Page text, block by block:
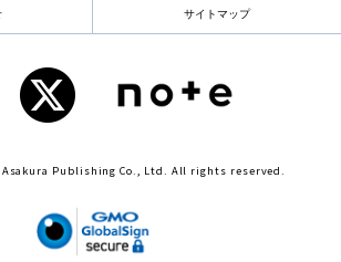
サイトマップ
Publishing Co., Ltd. All rights reserved.